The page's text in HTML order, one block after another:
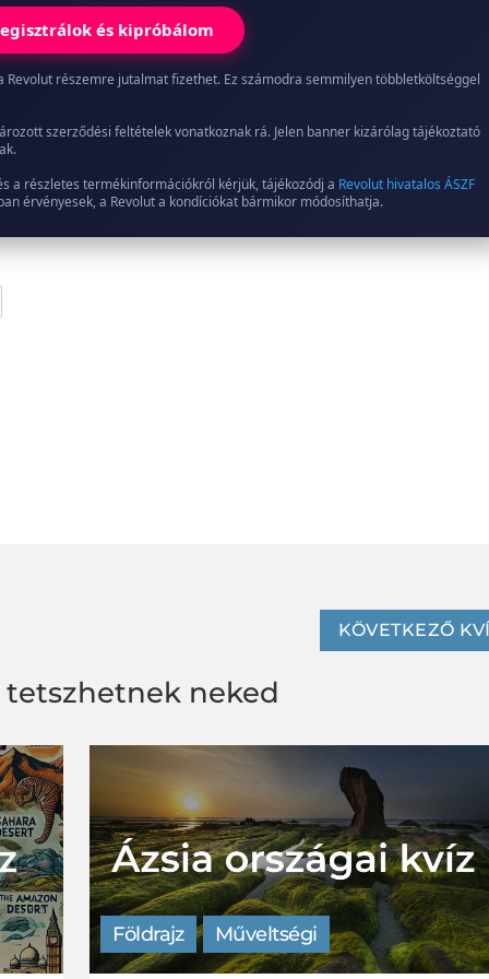
és kipróbálom
Revolut részemre jutalmat fizethet. Ez számodra semmilyen többletköltséggel
szerződési feltételek vonatkoznak rá. Jelen banner kizárólag tájékoztató
a részletes termékinformációkról kérjük, tájékozódj a Revolut hivatalos ÁSZF
érvényesek, a Revolut a kondíciókat bármikor módosíthatja.
KÖVETKEZŐ
tetszhetnek neked
Földrajz Műveltségi